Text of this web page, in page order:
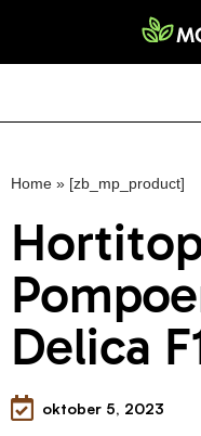
Home » [zb_mp_product]
Delica
oktober 5, 2023